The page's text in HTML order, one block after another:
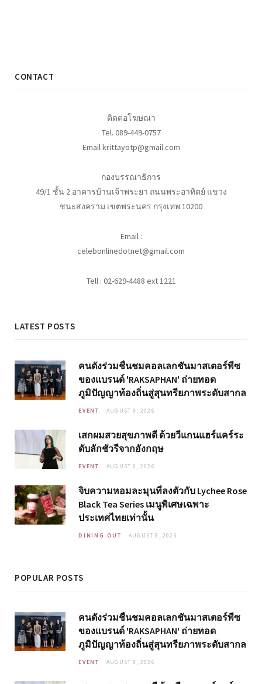
CONTACT
ติดต่อโฆษณา
Tel. 089-449-0757
Email krittayotp@gmail.com
กองบรรณาธิการ
49/1 ชั้น 2 อาคารบ้านเจ้าพระยา ถนนพระอาทิตย์ แขวง
ชนะสงคราม เขตพระนคร กรุงเทพ 10200
Email :
celebonlinedotnet@gmail.com
Tell : 02-629-4488 ext 1221
LATEST POSTS
คนดังร่วมชื่นชมคอลเลกชันมาสเตอร์พีซ
ของแบรนด์ 'RAKSAPHAN' ถ่ายทอด
ภูมิปัญญาท้องถิ่นสู่สุนทรียภาพระดับสากล
EVENT AUGUST 8, 2026
เสกผมสวยสุขภาพดี ด้วยวีแกนแฮร์แคร์ระ
ดับลักชัวรีจากอังกฤษ
EVENT AUGUST 8, 2026
จิบความหอมละมุนที่ลงตัวกับ Lychee Rose
Black Tea Series เมนูพิเศษเฉพาะ
ประเทศไทยเท่านั้น
DINING OUT AUGUST 8, 2026
POPULAR POSTS
คนดังร่วมชื่นชมคอลเลกชันมาสเตอร์พีซ
ของแบรนด์ 'RAKSAPHAN' ถ่ายทอด
ภูมิปัญญาท้องถิ่นสู่สุนทรียภาพระดับสากล
EVENT AUGUST 8, 2026